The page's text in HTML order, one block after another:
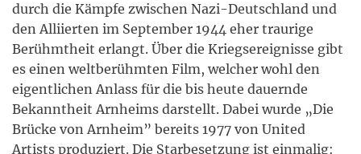
durch die Kämpfe zwischen Nazi-Deutschland und
den Alliierten im September 1944 eher traurige
Berühmtheit erlangt. Über die Kriegsereignisse gibt
es einen weltberühmten Film, welcher wohl den
eigentlichen Anlass für die bis heute dauernde
Bekanntheit Arnheims darstellt. Dabei wurde „Die
Brücke von Arnheim” bereits 1977 von United
Artists produziert. Die Starbesetzung ist einmalig: